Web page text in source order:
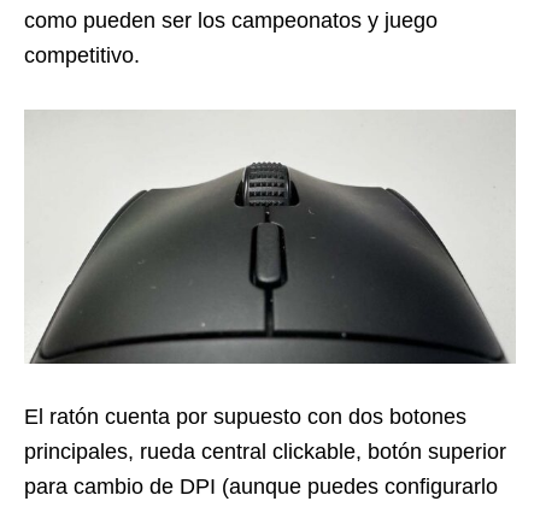
como pueden ser los campeonatos y juego
competitivo.
El ratón cuenta por supuesto con dos botones
principales, rueda central clickable, botón superior
para cambio de DPI (aunque puedes configurarlo